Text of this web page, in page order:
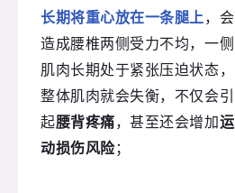
长期将重心放在一条腿上 ，会
造成腰椎两侧受力不均，一侧
肌肉长期处于紧张压迫状态，
整体肌肉就会失衡，不仅会引
起腰背疼痛，甚至还会增加运
动损伤风险；